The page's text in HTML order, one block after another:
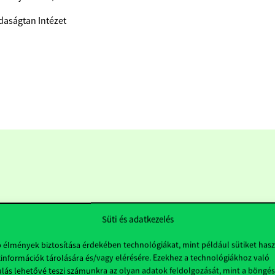
Süti és adatkezelés
élmények biztosítása érdekében technológiákat, mint például sütiket
tárolására és/vagy elérésére. Ezekhez a technológiákhoz való
lehetővé teszi számunkra az olyan adatok feldolgozását, mint a
Intézet
Hasznos linkek